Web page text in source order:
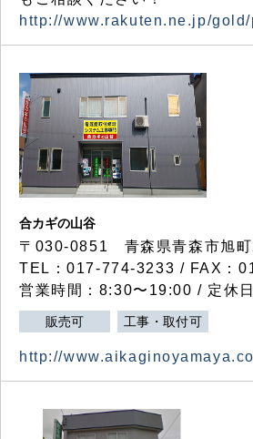
http://www.rakuten.ne.jp/
合カギの山谷
〒030-0851 青森県青森市旭
TEL：017-774-3233 / FAX：
営業時間：8:30〜19:00 / 定休
販売可 工事・取付可
http://